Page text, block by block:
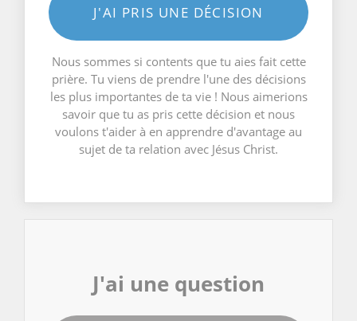
J'AI PRIS UNE DÉCISION
Nous sommes si contents que tu aies fait cette
prière. Tu viens de prendre l'une des décisions
les plus importantes de ta vie ! Nous aimerions
savoir que tu as pris cette décision et nous
voulons t'aider à en apprendre d'avantage au
sujet de ta relation avec Jésus Christ.
J'ai une question